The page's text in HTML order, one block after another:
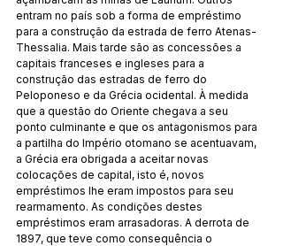
entram no país sob a forma de empréstimo
para a construção da estrada de ferro Atenas-
Thessalia. Mais tarde são as concessões a
capitais franceses e ingleses para a
construção das estradas de ferro do
Peloponeso e da Grécia ocidental. À medida
que a questão do Oriente chegava a seu
ponto culminante e que os antagonismos para
a partilha do Império otomano se acentuavam,
a Grécia era obrigada a aceitar novas
colocações de capital, isto é, novos
empréstimos lhe eram impostos para seu
rearmamento. As condições destes
empréstimos eram arrasadoras. A derrota de
1897, que teve como consequência o